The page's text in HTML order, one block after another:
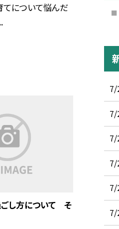
てについて悩んだ
し方について そ
7/
7/
7/
7/
7/
7/